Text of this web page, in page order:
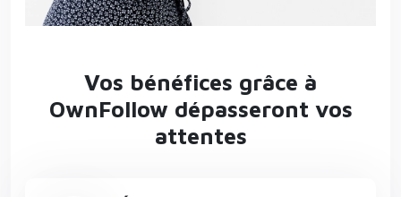
Vos bénéfices grâce à
OwnFollow dépasseront vos
attentes